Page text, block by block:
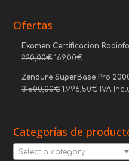
Ofertas
Examen Certificacion
220,00€ 169,00€
Zendure SuperBase Pro
3.500,00€ 1.996,50€ IVA
Categorías de
Select a category